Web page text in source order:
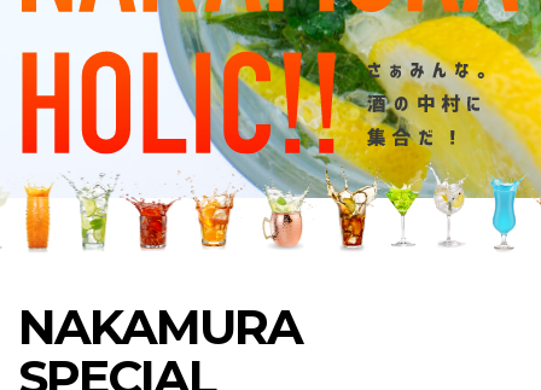
NAKAMURA
SPECIAL